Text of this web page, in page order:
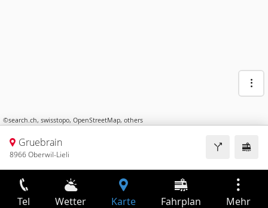
©search.ch, swisstopo, OpenStreetMap, others
Gruebrain
8966 Oberwil-Lieli
Tel Wetter Karte Fahrplan Mehr